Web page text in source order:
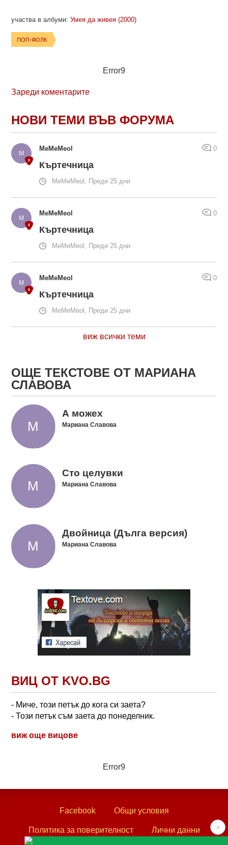
участва в албуми:Умея да живея (2000)
ПОП-ФОЛК
Error9
Зареди коментарите
НОВИ ТЕМИ ВЪВ ФОРУМА
MeMeMeol 0
Къртечница
MeMeMeol, Преди 25 дни
MeMeMeol 0
Къртечница
MeMeMeol, Преди 25 дни
MeMeMeol 0
Къртечница
MeMeMeol, Преди 25 дни
виж всички теми
ОЩЕ ТЕКСТОВЕ ОТ МАРИАНА
СЛАВОВА
А можех
Мариана Славова
Сто целувки
Мариана Славова
Двойница (Дълга версия)
Мариана Славова
ВИЦ ОТ KVO.BG
- Миче, този петък до кога си заета?
- Този петък съм заета до понеделник.
виж още вицове
Error9
x
Facebook Общи условия
Политика за поверителност Лични данни